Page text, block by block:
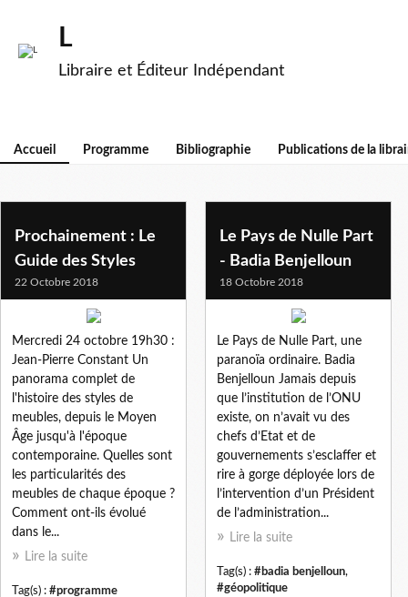
L
Libraire et Éditeur Indépendant
Accueil Programme Bibliographie Publications de la
Prochainement : Le
Guide des Styles
22 Octobre 2018
Mercredi 24 octobre 19h30 :
Jean-Pierre Constant Un
panorama complet de
l'histoire des styles de
meubles, depuis le Moyen
Âge jusqu'à l'époque
contemporaine. Quelles sont
les particularités des
meubles de chaque époque ?
Comment ont-ils évolué
dans le...
Lire la suite
Tag(s) : #programme
Le Pays de Nulle Part
- Badia Benjelloun
18 Octobre 2018
Le Pays de Nulle Part, une
paranoïa ordinaire. Badia
Benjelloun Jamais depuis
que l’institution de l’ONU
existe, on n’avait vu des
chefs d’Etat et de
gouvernements s’esclaffer et
rire à gorge déployée lors de
l’intervention d’un Président
de l’administration...
Lire la suite
Tag(s) : #badia benjelloun,
#géopolitique